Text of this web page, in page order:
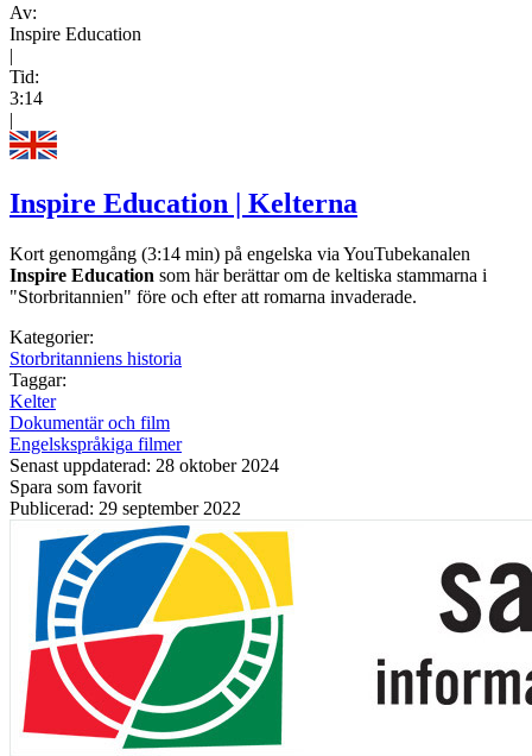
Av:
Inspire Education
|
Tid:
3:14
|
Inspire Education | Kelterna
Kort genomgång (3:14 min) på engelska via YouTubekanalen
Inspire Education som här berättar om de keltiska stammarna i
"Storbritannien" före och efter att romarna invaderade.
Kategorier:
Storbritanniens historia
Taggar:
Kelter
Dokumentär och film
Engelskspråkiga filmer
Senast uppdaterad: 28 oktober 2024
Spara som favorit
Publicerad: 29 september 2022